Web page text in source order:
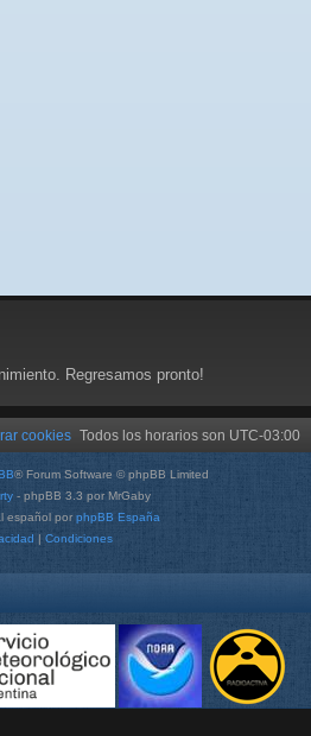
Regresamos pronto!
Todos los horarios son UTC-03:00
cookies
® Forum Software © phpBB Limited
- phpBB 3.3 por MrGaby
español por phpBB España
| Condiciones